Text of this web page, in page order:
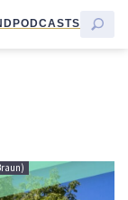
PODCASTS